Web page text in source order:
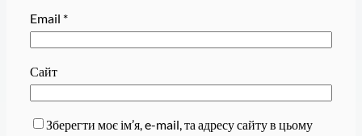
Email *
Сайт
Зберегти моє ім’я, e-mail, та адресу сайту в цьому